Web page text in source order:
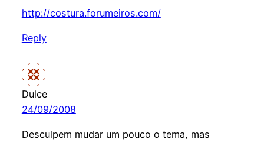
http://costura.forumeiros.com/
Reply
Dulce
24/09/2008
Desculpem mudar um pouco o tema, mas